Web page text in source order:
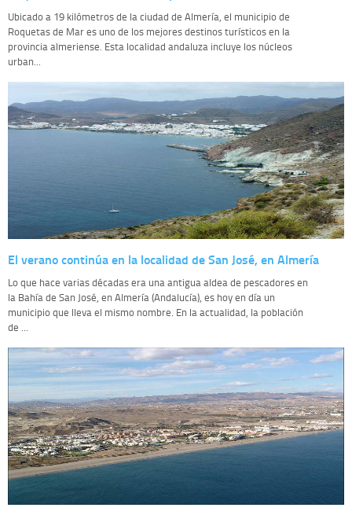
Ubicado a 19 kilómetros de la ciudad de Almería, el municipio de
Roquetas de Mar es uno de los mejores destinos turísticos en la
provincia almeriense. Esta localidad andaluza incluye los núcleos
urban...
El verano continúa en la localidad de San José, en Almería
Lo que hace varias décadas era una antigua aldea de pescadores en
la Bahía de San José, en Almería (Andalucía), es hoy en día un
municipio que lleva el mismo nombre. En la actualidad, la población
de ...